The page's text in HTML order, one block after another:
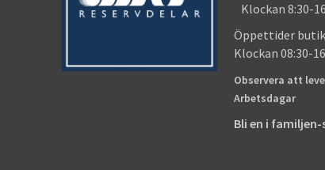
Klockan 8:30-
Öppettider
Klockan 08:30-
Observera att
Arbetsdagar
Bli en i